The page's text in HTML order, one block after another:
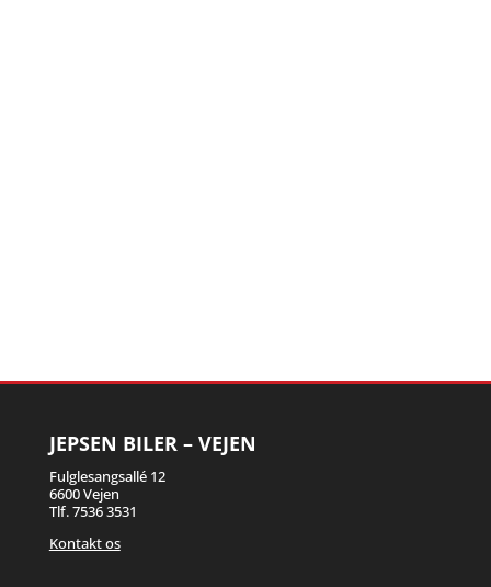
JEPSEN BILER – VEJEN
Fulglesangsallé 12
6600 Vejen
Tlf.7536 3531
Kontakt os